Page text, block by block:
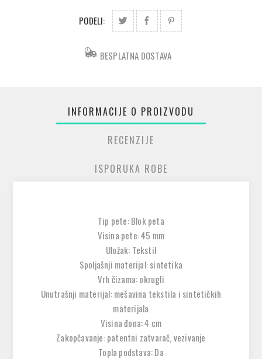
PODELI:
BESPLATNA DOSTAVA
INFORMACIJE O PROIZVODU
RECENZIJE
ISPORUKA ROBE
Tip pete: Blok peta
Visina pete: 45 mm
Uložak: Tekstil
Spoljašnji materijal: sintetika
Vrh čizama: okrugli
Unutrašnji materijal: mešavina tekstila i sintetičkih
materijala
Visina đona: 4 cm
Zakopčavanje: patentni zatvarač, vezivanje
Topla podstava: Da